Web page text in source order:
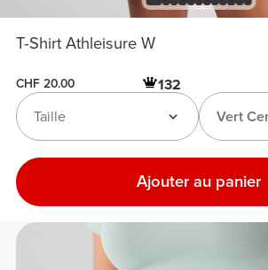
T-Shirt Athleisure W
CHF 20.00 132
Vert
Taille
Ajouter au panier